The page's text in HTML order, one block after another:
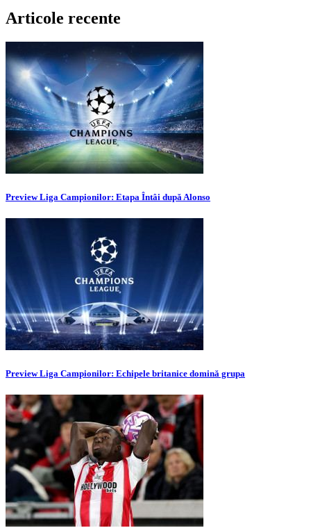
Articole recente
Preview Liga Campionilor: Etapa Întâi după Alonso
Preview Liga Campionilor: Echipele britanice domină grupa